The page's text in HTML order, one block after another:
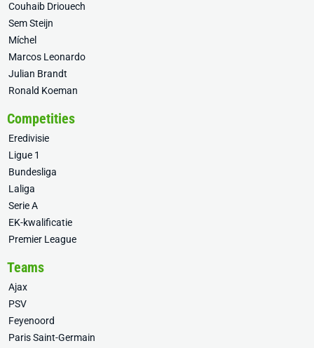
Couhaib Driouech
Sem Steijn
Míchel
Marcos Leonardo
Julian Brandt
Ronald Koeman
Competities
Eredivisie
Ligue 1
Bundesliga
Laliga
Serie A
EK-kwalificatie
Premier League
Teams
Ajax
PSV
Feyenoord
Paris Saint-Germain